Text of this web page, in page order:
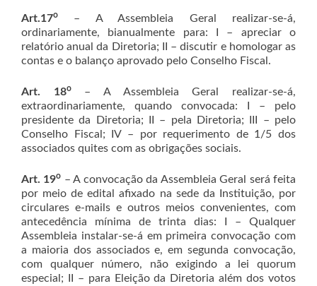
Art.17o
– A Assembleia Geral realizar-se-á,
ordinariamente, bianualmente para: I – apreciar o
relatório anual da Diretoria; II – discutir e homologar as
contas e o balanço aprovado pelo Conselho Fiscal.
Art. 18o– A Assembleia Geral realizar-se-á,
extraordinariamente, quando convocada: I – pelo
presidente da Diretoria; II – pela Diretoria; III – pelo
Conselho Fiscal; IV – por requerimento de 1/5 dos
associados quites com as obrigações sociais.
Art. 19o – A convocação da Assembleia Geral será feita
por meio de edital afixado na sede da Instituição, por
circulares e-mails e outros meios convenientes, com
antecedência mínima de trinta dias: I – Qualquer
Assembleia instalar-se-á em primeira convocação com
a maioria dos associados e, em segunda convocação,
com qualquer número, não exigindo a lei quorum
especial; II – para Eleição da Diretoria além dos votos